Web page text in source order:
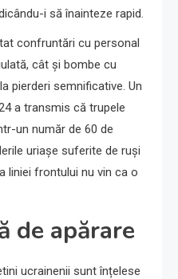
i să înainteze rapid.
confruntări cu personal
cât și bombe cu
pierderi semnificative. Un
a transmis că trupele
un număr de 60 de
uriașe suferite de ruși
liniei frontului nu vin ca o
de apărare
ucrainenii sunt înțelese